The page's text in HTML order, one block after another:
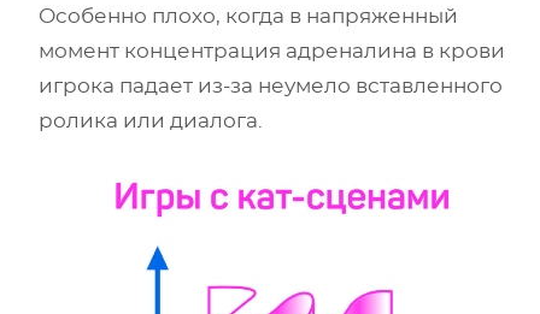
Особенно плохо, когда в напряженный
момент концентрация адреналина в крови
игрока падает из-за неумело вставленного
ролика или диалога.